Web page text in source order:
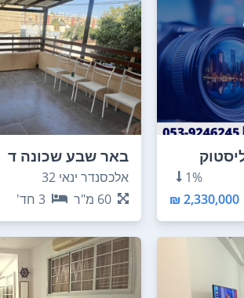
1%
2,330,000 ₪
באר שבע שכונה ד
אלכסנדר ינאי 32
60 מ"ר 3חד'